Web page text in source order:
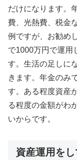
だけになります。
費、光熱費、税金
例ですが、お勧め
で1000万円で運用
す。生活の足しに
きます。年金のみ
す。ある程度資産
る程度の金額がわ
いからです。
資産運用を